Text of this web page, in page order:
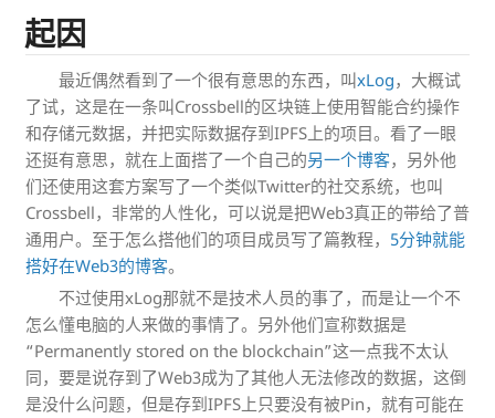
起因
最近偶然看到了一个很有意思的东西，叫xLog，大概试
了试，这是在一条叫Crossbell的区块链上使用智能合约操作
和存储元数据，并把实际数据存到IPFS上的项目。看了一眼
还挺有意思，就在上面搭了一个自己的另一个博客，另外他
们还使用这套方案写了一个类似Twitter的社交系统，也叫
Crossbell，非常的人性化，可以说是把Web3真正的带给了普
通用户。至于怎么搭他们的项目成员写了篇教程， 5分钟就能
搭好在Web3的博客。
不过使用xLog那就不是技术人员的事了，而是让一个不
怎么懂电脑的人来做的事情了。另外他们宣称数据是
“Permanently stored on the blockchain”这一点我不太认
同，要是说存到了Web3成为了其他人无法修改的数据，这倒
是没什么问题，但是存到IPFS上只要没有被Pin，就有可能在